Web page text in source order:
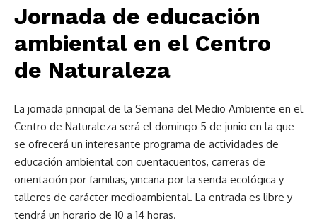
Jornada de educación
ambiental en el Centro
de Naturaleza
La jornada principal de la Semana del Medio Ambiente en el
Centro de Naturaleza será el domingo 5 de junio en la que
se ofrecerá un interesante programa de actividades de
educación ambiental con cuentacuentos, carreras de
orientación por familias, yincana por la senda ecológica y
talleres de carácter medioambiental. La entrada es libre y
tendrá un horario de 10 a 14 horas.